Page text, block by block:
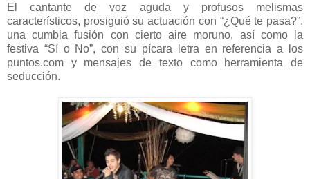
El cantante de voz aguda y profusos melismas
característicos, prosiguió su actuación con “¿Qué te pasa?”,
una cumbia fusión con cierto aire moruno, así como la
festiva “Sí o No”, con su pícara letra en referencia a los
puntos.com y mensajes de texto como herramienta de
seducción.